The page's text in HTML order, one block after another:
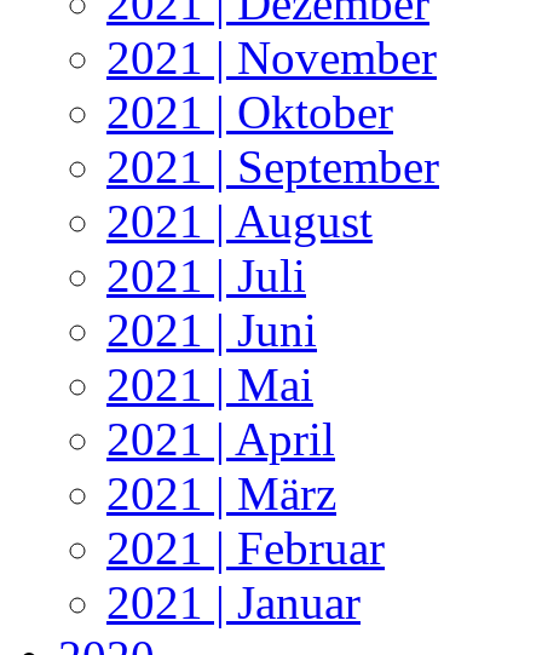
2021 | November
2021 | Oktober
2021 | September
2021 | August
2021 | Juli
2021 | Juni
2021 | Mai
2021 | April
2021 | März
2021 | Februar
2021 | Januar